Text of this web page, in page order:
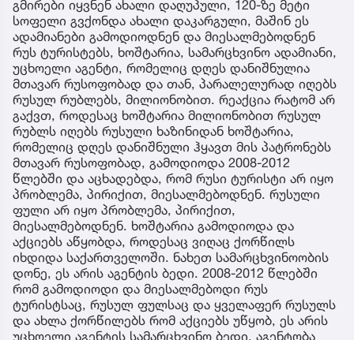
გმირები იყვნენ ახალი დაღუპული, 120-ზე მეტი
სოფელი გვქონდა ახალი დაკარგული, მაშინ ეს
ადამიანები გამოდიოდნენ და მიესალმებოდნენ
რუს ტურისტებს, ხოშტარია, სამარცხვინო ადამიანი,
უცხოელი აგენტი, რომელიც დღეს დანიშნულია
მთავარ რუსოფობად და თან, პარალელურად იღებს
რუსულ რუბლებს, მილიონობით. რეაქცია რატომ არ
გაქვთ, როდესაც ხოშტარია მილიონობით რუსულ
რუბლს იღებს რუსული ხაზინიდან ხოშტარია,
რომელიც დღეს დანიშნული ჰყავთ მის პატრონებს
მთავარ რუსოფობად, გამოდიოდა 2008-2012
წლებში და აცხადებდა, რომ რუსი ტურისტი არ იყო
პრობლემა, პირიქით, მიესალმებოდნენ. რუსული
ფული არ იყო პრობლემა, პირიქით,
მიესალმებოდნენ. ხოშტარია გამოდიოდა და
აქციებს აწყობდა, როდესაც ვიღაც ქორწილს
იხდიდა საქართველოში. ნახეთ სამარცხვინოობის
დონე, ეს არის აგენტის ბედი. 2008-2012 წლებში
რომ გამოდიოდი და მიესალმებოდი რუს
ტურისტსაც, რუსულ ფულსაც და ყველაფერ რუსულს
და ახლა ქორწილებს რომ აქციებს უწყობ, ეს არის
უცხოელი აგენტის სამარცხვინო ბედი. აგენტობა